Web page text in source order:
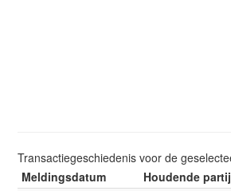
Transactiegeschiedenis voor de
Meldingsdatum
Houdende partij